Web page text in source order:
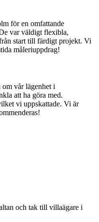
för en omfattande
var väldigt flexibla,
start till färdigt projekt. Vi
måleriuppdrag!
vår lägenhet i
att ha göra med.
vi uppskattade. Vi är
och tak till villaägare i